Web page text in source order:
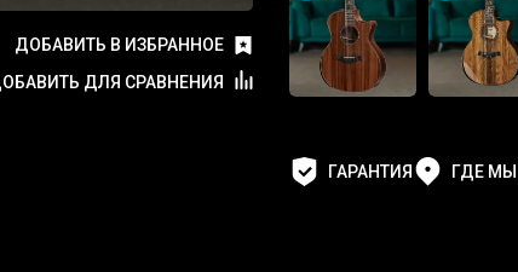
ДОБАВИТЬ В ИЗБРАННОЕ
ДЛЯ СРАВНЕНИЯ
ГАРАНТИЯ ГДЕ